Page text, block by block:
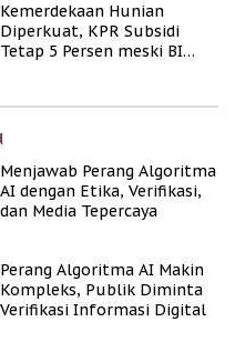
Kemerdekaan Hunian
Diperkuat, KPR Subsidi
Tetap 5 Persen meski BI
Menjawab Perang Algoritma
AI dengan Etika, Verifikasi,
dan Media Tepercaya
Perang Algoritma AI Makin
Kompleks, Publik Diminta
Verifikasi Informasi Digital